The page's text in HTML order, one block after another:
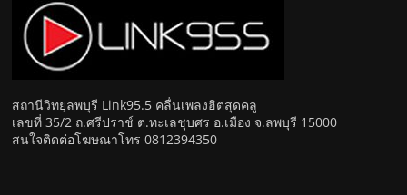
สถานีวิทยุลพบุรี Link95.5 คลื่นเพลงฮิตสุดคลู
เลขที่ 35/2 ถ.ศรีปราช์ ต.ทะเลชุบศร อ.เมือง จ.ลพบุรี 15000
สนใจติดต่อโฆษณาโทร 0812394350